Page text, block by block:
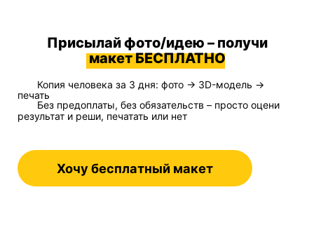
Присылай фото/идею – получи
макет БЕСПЛАТНО
Копия человека за 3 дня: фото → 3D-модель →
печать
Без предоплаты, без обязательств – просто оцени
результат и реши, печатать или нет
Хочу бесплатный макет